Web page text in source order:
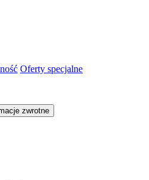
Oferty specjalne
zwrotne